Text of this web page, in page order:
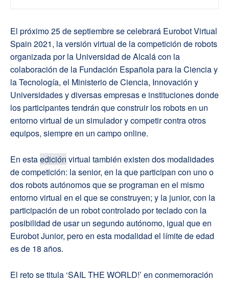
El próximo 25 de septiembre se celebrará Eurobot Virtual
Spain 2021, la versión virtual de la competición de robots
organizada por la Universidad de Alcalá con la
colaboración de la Fundación Española para la Ciencia y
la Tecnología, el Ministerio de Ciencia, Innovación y
Universidades y diversas empresas e instituciones donde
los participantes tendrán que construir los robots en un
entorno virtual de un simulador y competir contra otros
equipos, siempre en un campo online.
En estaedición virtual también existen dos modalidades
de competición: la senior, en la que participan con uno o
dos robots autónomos que se programan en el mismo
entorno virtual en el que se construyen; y la junior, con la
participación de un robot controlado por teclado con la
posibilidad de usar un segundo autónomo, igual que en
Eurobot Junior, pero en esta modalidad el límite de edad
es de 18 años.
El reto se titula ‘SAIL THE WORLD!’ en conmemoración